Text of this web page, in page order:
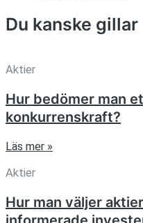
Du kanske gillar
Aktier
Hur bedömer man
konkurrenskraft?
Läs mer »
Aktier
Hur man väljer